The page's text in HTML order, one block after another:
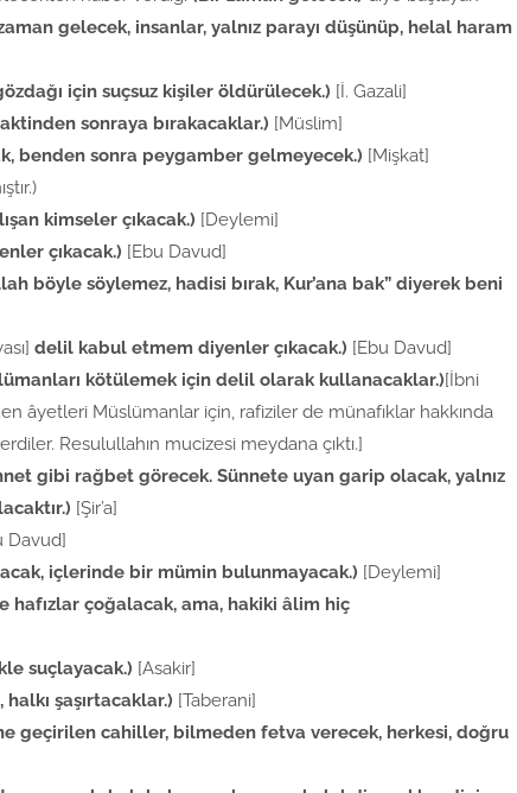
gelecek, insanlar, yalnız parayı düşünüp, helal haram
için suçsuz kişiler öldürülecek.) [İ. Gazali]
sonraya bırakacaklar.) [Müslim]
benden sonra peygamber gelmeyecek.) [Mişkat]
kimseler çıkacak.) [Deylemi]
çıkacak.) [Ebu Davud]
böyle söylemez, hadisi bırak, Kur’ana bak” diyerek beni
delil kabul etmem diyenler çıkacak.) [Ebu Davud]
kötülemek için delil olarak kullanacaklar.)[İbni
âyetleri Müslümanlar için, rafiziler de münafıklar hakkında
Resulullahın mucizesi meydana çıktı.]
gibi rağbet görecek. Sünnete uyan garip olacak, yalnız
[Şir’a]
Davud]
içlerinde bir mümin bulunmayacak.) [Deylemi]
çoğalacak, ama, hakiki âlim hiç
suçlayacak.) [Asakir]
şaşırtacaklar.) [Taberani]
geçirilen cahiller, bilmeden fetva verecek, herkesi, doğru